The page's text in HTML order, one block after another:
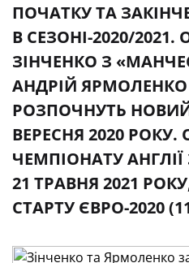
ПОЧАТКУ ТА
В СЕЗОНІ-2020/
ЗІНЧЕНКО З
АНДРІЙ
РОЗПОЧНУТЬ НОВИЙ
ВЕРЕСНЯ 2020 РОКУ.
ЧЕМПІОНАТУ
21 ТРАВНЯ 2021
СТАРТУ ЄВРО-2020